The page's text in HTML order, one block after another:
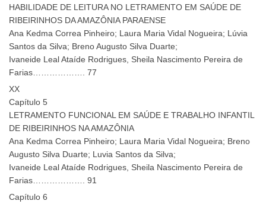
HABILIDADE DE LEITURA NO LETRAMENTO EM SAÚDE DE
RIBEIRINHOS DA AMAZÔNIA PARAENSE
Ana Kedma Correa Pinheiro; Laura Maria Vidal Nogueira; Lúvia
Santos da Silva; Breno Augusto Silva Duarte;
Ivaneide Leal Ataíde Rodrigues, Sheila Nascimento Pereira de
Farias………………. 77
XX
Capítulo 5
LETRAMENTO FUNCIONAL EM SAÚDE E TRABALHO INFANTIL
DE RIBEIRINHOS NA AMAZÔNIA
Ana Kedma Correa Pinheiro; Laura Maria Vidal Nogueira; Breno
Augusto Silva Duarte; Luvia Santos da Silva;
Ivaneide Leal Ataíde Rodrigues, Sheila Nascimento Pereira de
Farias………………. 91
Capítulo 6